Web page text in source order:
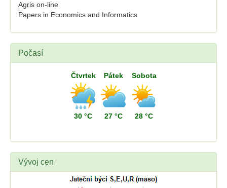
Agris on-line
Papers in Economics and Informatics
Počasí
Čtvrtek
30 °C
Pátek
27 °C
Sobota
28 °C
Vývoj cen